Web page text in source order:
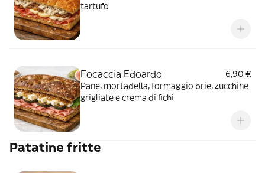
tartufo
Focaccia Edoardo
6,90 €
Pane, mortadella, formaggio brie, zucchine
grigliate e crema di fichi
Patatine fritte